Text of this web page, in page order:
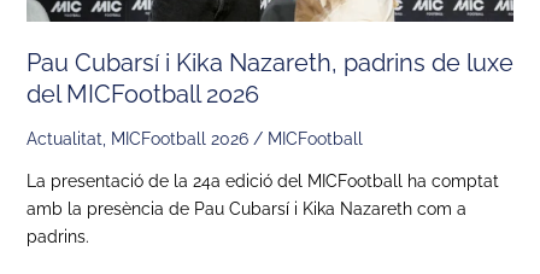
Pau Cubarsí i Kika Nazareth, padrins de luxe
del MICFootball 2026
Actualitat MICFootball 2026/ MICFootball
La presentació de la 24a edició del MICFootball ha comptat
amb la presència de Pau Cubarsí i Kika Nazareth com a
padrins.